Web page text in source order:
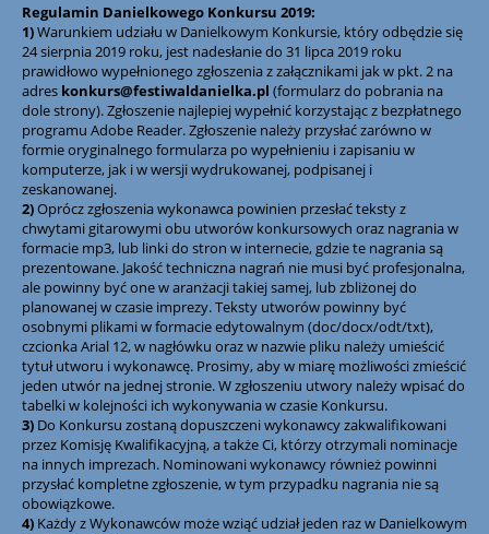
Regulamin Danielkowego Konkursu 2019:
1)Warunkiem udziału w Danielkowym Konkursie, który odbędzie się
24 sierpnia 2019 roku, jest nadesłanie do 31 lipca 2019 roku
prawidłowo wypełnionego zgłoszenia z załącznikami jak w pkt. 2 na
adres konkurs@festiwaldanielka.pl (formularz do pobrania na
dole strony). Zgłoszenie najlepiej wypełnić korzystając z bezpłatnego
programu Adobe Reader. Zgłoszenie należy przysłać zarówno w
formie oryginalnego formularza po wypełnieniu i zapisaniu w
komputerze, jak i w wersji wydrukowanej, podpisanej i
zeskanowanej.
2)Oprócz zgłoszenia wykonawca powinien przesłać teksty z
chwytami gitarowymi obu utworów konkursowych oraz nagrania w
formacie mp3, lub linki do stron w internecie, gdzie te nagrania są
prezentowane. Jakość techniczna nagrań nie musi być profesjonalna,
ale powinny być one w aranżacji takiej samej, lub zbliżonej do
planowanej w czasie imprezy. Teksty utworów powinny być
osobnymi plikami w formacie edytowalnym (doc/docx/odt/txt),
czcionka Arial 12, w nagłówku oraz w nazwie pliku należy umieścić
tytuł utworu i wykonawcę. Prosimy, aby w miarę możliwości zmieścić
jeden utwór na jednej stronie. W zgłoszeniu utwory należy wpisać do
tabelki w kolejności ich wykonywania w czasie Konkursu.
3) Do Konkursu zostaną dopuszczeni wykonawcy zakwalifikowani
przez Komisję Kwalifikacyjną, a także Ci, którzy otrzymali nominacje
na innych imprezach. Nominowani wykonawcy również powinni
przysłać kompletne zgłoszenie, w tym przypadku nagrania nie są
obowiązkowe.
4) Każdy z Wykonawców może wziąć udział jeden raz w Danielkowym